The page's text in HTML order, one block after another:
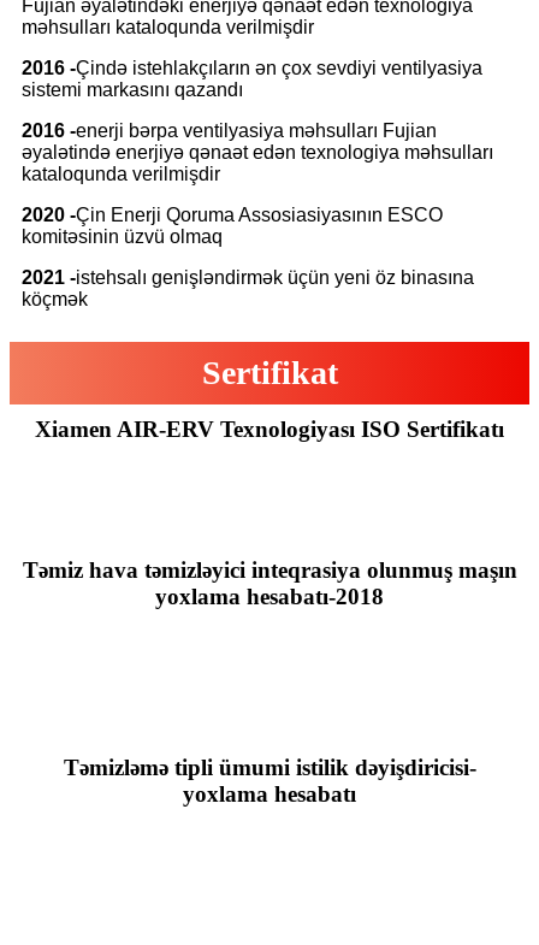
Fujian əyalətindəki enerjiyə qənaət edən texnologiya
məhsulları kataloqunda verilmişdir
2016 -Çində istehlakçıların ən çox sevdiyi ventilyasiya
sistemi markasını qazandı
2016 -enerji bərpa ventilyasiya məhsulları Fujian
əyalətində enerjiyə qənaət edən texnologiya məhsulları
kataloqunda verilmişdir
2020 -Çin Enerji Qoruma Assosiasiyasının ESCO
komitəsinin üzvü olmaq
2021 -istehsalı genişləndirmək üçün yeni öz binasına
köçmək
Sertifikat
Xiamen AIR-ERV Texnologiyası ISO Sertifikatı
Təmiz hava təmizləyici inteqrasiya olunmuş maşın
yoxlama hesabatı-2018
Təmizləmə tipli ümumi istilik dəyişdiricisi-
yoxlama hesabatı